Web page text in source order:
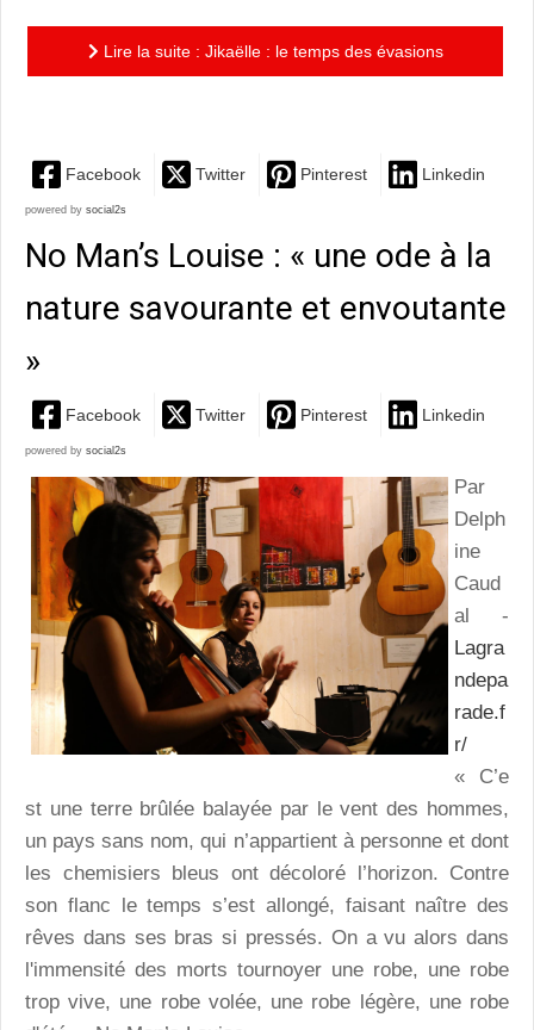
Lire la suite : Jikaëlle : le temps des évasions
Facebook Twitter Pinterest Linkedin
powered by social2s
No Man’s Louise : « une ode à la
nature savourante et envoutante
»
Facebook Twitter Pinterest Linkedin
powered by social2s
Par
Delph
ine
Caud
al -
Lagra
ndepa
rade.f
r/
« C’e
st une terre brûlée balayée par le vent des hommes,
un pays sans nom, qui n’appartient à personne et dont
les chemisiers bleus ont décoloré l’horizon. Contre
son flanc le temps s’est allongé, faisant naître des
rêves dans ses bras si pressés. On a vu alors dans
l'immensité des morts tournoyer une robe, une robe
trop vive, une robe volée, une robe légère, une robe